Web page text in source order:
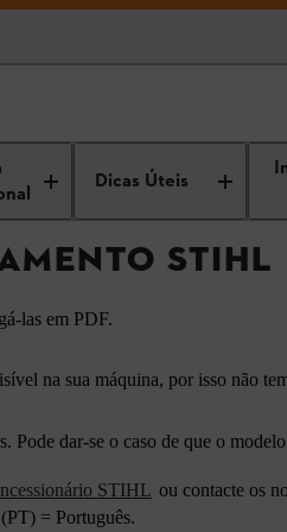
Dicas Úteis
STIHL
las em PDF.
na sua máquina, por isso não
dar-se o caso de que o
STIHL ou contacte os
= Português.